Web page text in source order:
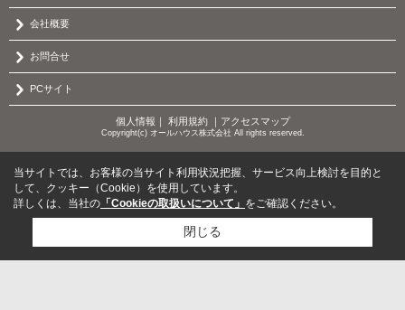
会社概要
お問合せ
PCサイト
個人情報 ｜ 利用規約｜ アクセスマップ
Copyright(c) オールハウス株式会社 All rights reserved.
当サイトでは、お客様の当サイト利用状況把握、サービス向上検討を目的と
して、クッキー（Cookie）を使用しています。
詳しくは、当社の 「Cookieの取扱いについて」 をご確認ください。
閉じる